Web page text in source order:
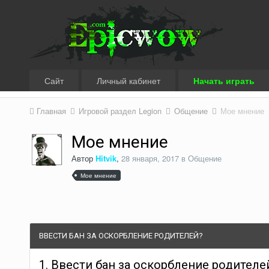
Сайт Личный кабинет Начать играть
Главная Игровой раздел Legion Общение Мое мнение
Мое мнение
Автор Hitvik, 28 января, 2017в Общение
Мое мнение
ВВЕСТИ БАН ЗА ОСКОРБЛЕНИЕ РОДИТЕЛЕЙ?
1. Ввести бан за оскорбление